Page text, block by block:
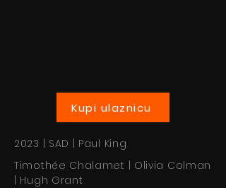
Kupi ulaznicu
2023 | SAD | Paul King
Timothée Chalamet | Olivia Colman
| Hugh Grant